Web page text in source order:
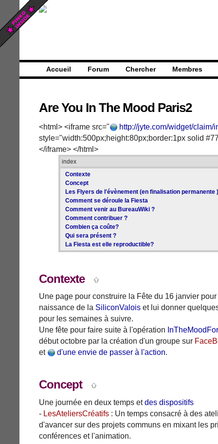
Accueil Forum Chercher Membres
Are You In The Mood Paris2
<html> <iframe src="
http://jyte.com/widget/claim/
style="width:500px;height:80px;border:1px solid
</iframe> </html>
index
Contexte
Concept
Les Flyers de l'évènement (en finalisation permanente )
Comment se déroule la Fiesta
Comment venir au BureauWiki ?
Comment contribuer ?
Combien ça coûte?
Qui sera présent ?
La Fiesta est elle reproductible?
Contexte
Une page pour construire la Fête du 16 janvier
naissance de la SiliconValois et lui donner
pour les semaines à suivre.
Une fête pour faire suite à l'opération
début octobre par la création d'un groupe sur
et
d'une envie de passer à l'action.
Concept
Une journée en deux temps etdes dispositifs
- LesAteliersCréatifs : Un temps consacré à des
d'avancer sur des projets communs en mixant les
conférences et l'animation.